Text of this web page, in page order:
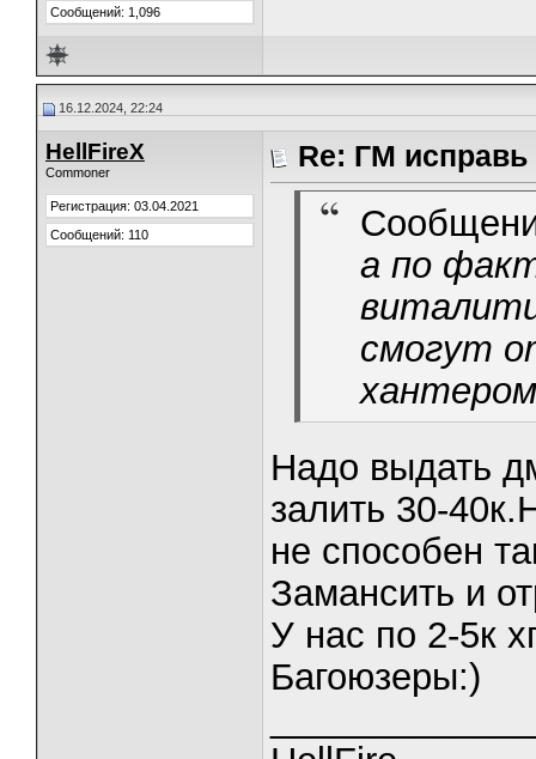
Сообщений: 1,096
16.12.2024, 22:24
HellFireX
Commoner
Регистрация: 03.04.2021
Сообщений: 110
Re: ГМ
а по
смогут
Надо выдать
залить 30-
не способен
Замансить и
У нас по 2-5к
Багоюзеры:)